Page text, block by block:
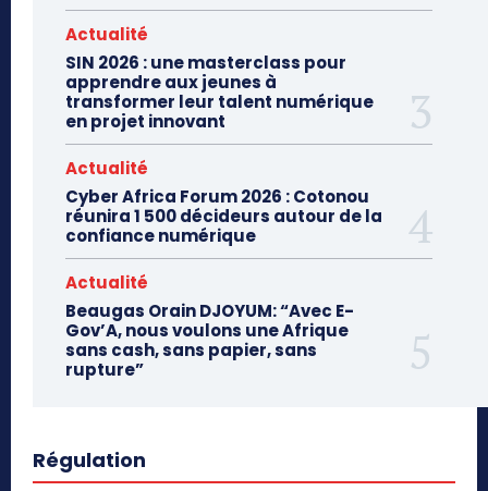
Actualité
SIN 2026 : une masterclass pour
apprendre aux jeunes à
transformer leur talent numérique
en projet innovant
Actualité
Cyber Africa Forum 2026 : Cotonou
réunira 1 500 décideurs autour de la
confiance numérique
Actualité
Beaugas Orain DJOYUM: “Avec E-
Gov’A, nous voulons une Afrique
sans cash, sans papier, sans
rupture”
Régulation